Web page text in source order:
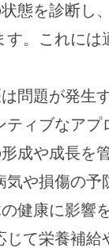
態を診断し
す。これに
問題が発生
ィブなアプ
成や成長を
や損傷の予
健康に影響
て栄養補給